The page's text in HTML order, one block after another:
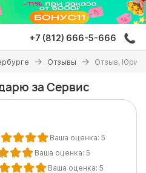
+7 (812) 666-5-666
Отзывы Отзыв, Юрий:
за Сервис
Ваша оценка: 5
Ваша оценка: 5
Ваша оценка: 5